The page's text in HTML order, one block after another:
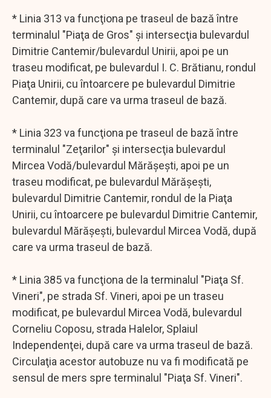
* Linia 313 va funcţiona pe traseul de bază între
terminalul "Piaţa de Gros" şi intersecţia bulevardul
Dimitrie Cantemir/bulevardul Unirii, apoi pe un
traseu modificat, pe bulevardul I. C. Brătianu, rondul
Piaţa Unirii, cu întoarcere pe bulevardul Dimitrie
Cantemir, după care va urma traseul de bază.
* Linia 323 va funcţiona pe traseul de bază între
terminalul "Zeţarilor" şi intersecţia bulevardul
Mircea Vodă/bulevardul Mărăşeşti, apoi pe un
traseu modificat, pe bulevardul Mărăşeşti,
bulevardul Dimitrie Cantemir, rondul de la Piaţa
Unirii, cu întoarcere pe bulevardul Dimitrie Cantemir,
bulevardul Mărăşeşti, bulevardul Mircea Vodă, după
care va urma traseul de bază.
* Linia 385 va funcţiona de la terminalul "Piaţa Sf.
Vineri", pe strada Sf. Vineri, apoi pe un traseu
modificat, pe bulevardul Mircea Vodă, bulevardul
Corneliu Coposu, strada Halelor, Splaiul
Independenţei, după care va urma traseul de bază.
Circulaţia acestor autobuze nu va fi modificată pe
sensul de mers spre terminalul "Piaţa Sf. Vineri".